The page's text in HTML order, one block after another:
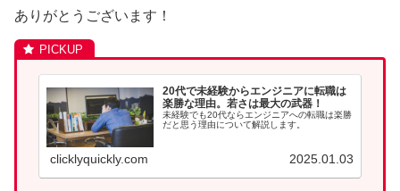
ありがとうございます！
20代で未経験からエンジニアに転職は
楽勝な理由。若さは最大の武器！
未経験でも20代ならエンジニアへの転職は楽勝
だと思う理由について解説します。
clicklyquickly.com 2025.01.03